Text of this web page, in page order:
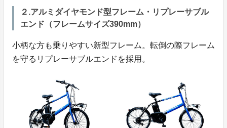
２.アルミダイヤモンド型フレーム・リプレーサブル
エンド（フレームサイズ390mm）
小柄な方も乗りやすい新型フレーム。転倒の際フレーム
を守るリプレーサブルエンドを採用。